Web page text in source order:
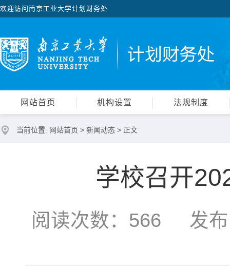
欢迎访问南京工业大学计划财务处
网站首页 机构设置 法规制度
当前位置: 网站首页 > 新闻动态 > 正文
学校召开
阅读次数： 566 发布